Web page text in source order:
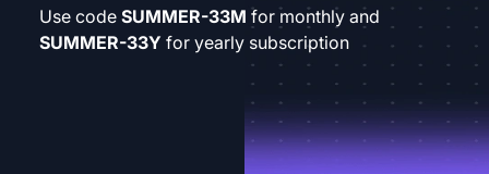
Use code SUMMER-33M for monthly and
SUMMER-33Y for yearly subscription